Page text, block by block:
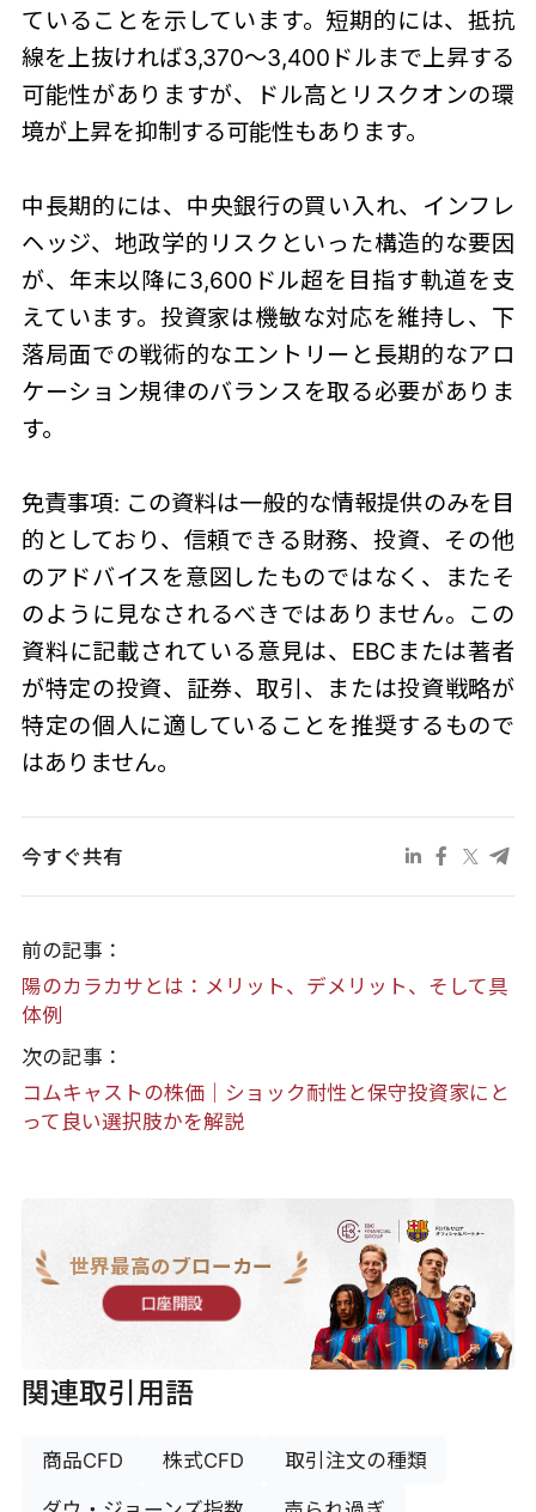
ていることを示しています。短期的には、抵抗
線を上抜ければ3,370～3,400ドルまで上昇する
可能性がありますが、ドル高とリスクオンの環
境が上昇を抑制する可能性もあります。
中長期的には、中央銀行の買い入れ、インフレ
ヘッジ、地政学的リスクといった構造的な要因
が、年末以降に3,600ドル超を目指す軌道を支
えています。投資家は機敏な対応を維持し、下
落局面での戦術的なエントリーと長期的なアロ
ケーション規律のバランスを取る必要がありま
す。
免責事項: この資料は一般的な情報提供のみを目
的としており、信頼できる財務、投資、その他
のアドバイスを意図したものではなく、またそ
のように見なされるべきではありません。この
資料に記載されている意見は、EBCまたは著者
が特定の投資、証券、取引、または投資戦略が
特定の個人に適していることを推奨するもので
はありません。
今すぐ共有
前の記事：
陽のカラカサとは：メリット、デメリット、そして具
体例
次の記事：
コムキャストの株価｜ショック耐性と保守投資家にと
って良い選択肢かを解説
世界最高のブローカー
口座開設
関連取引用語
商品CFD 株式CFD 取引注文の種類